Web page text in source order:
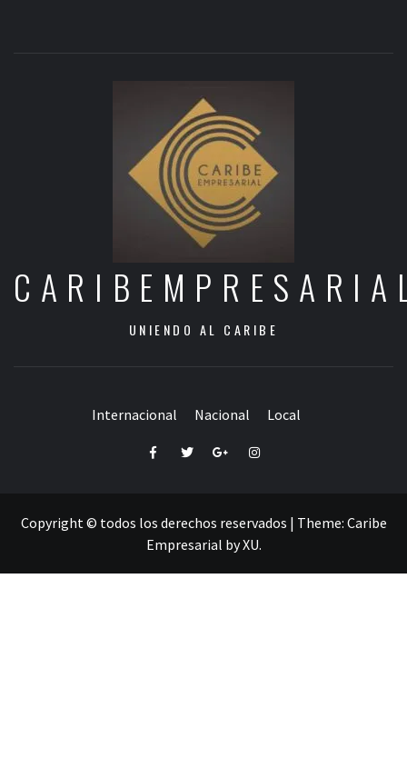
UNIENDO AL CARIBE
Internacional Nacional Local
FacebookTwitterGoogle+Instagram
Copyright © todos los derechos reservados | Theme: Caribe
Empresarial byXU.